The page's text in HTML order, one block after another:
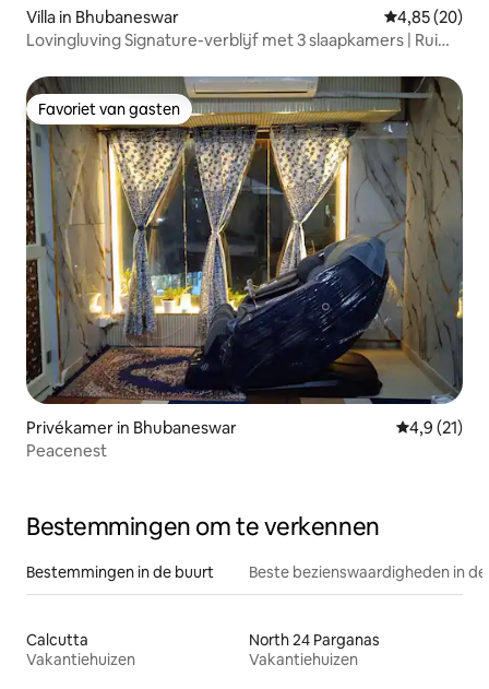
Villa in Bhubaneswar Gemiddelde
4,85 (20)
Lovingluving Signature-verblijf met 3 slaapkamers | Ruime
Favoriet van gasten
Favoriet van gasten
Privékamer in Bhubaneswar
4,9 (21)
Peacenest
Bestemmingen om te verkennen
Bestemmingen in de buurt Beste bezienswaardigheden in
Calcutta
Vakantiehuizen
North 24 Parganas
Vakantiehuizen